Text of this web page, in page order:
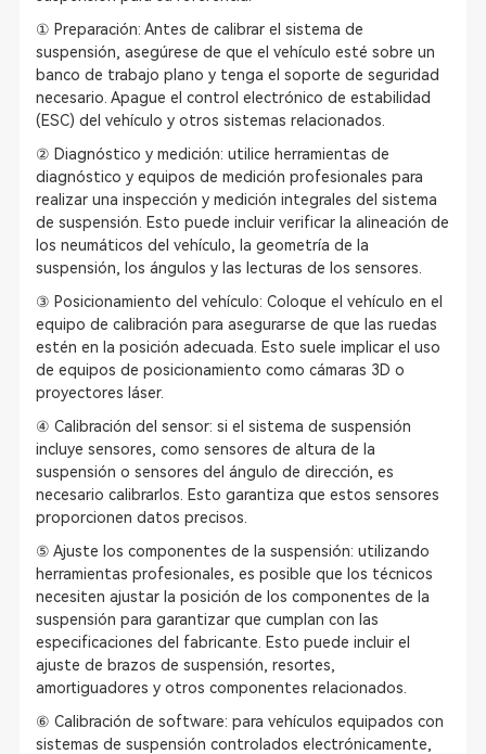
① Preparación: Antes de calibrar el sistema de
suspensión, asegúrese de que el vehículo esté sobre un
banco de trabajo plano y tenga el soporte de seguridad
necesario. Apague el control electrónico de estabilidad
(ESC) del vehículo y otros sistemas relacionados.
② Diagnóstico y medición: utilice herramientas de
diagnóstico y equipos de medición profesionales para
realizar una inspección y medición integrales del sistema
de suspensión. Esto puede incluir verificar la alineación de
los neumáticos del vehículo, la geometría de la
suspensión, los ángulos y las lecturas de los sensores.
③ Posicionamiento del vehículo: Coloque el vehículo en el
equipo de calibración para asegurarse de que las ruedas
estén en la posición adecuada. Esto suele implicar el uso
de equipos de posicionamiento como cámaras 3D o
proyectores láser.
④ Calibración del sensor: si el sistema de suspensión
incluye sensores, como sensores de altura de la
suspensión o sensores del ángulo de dirección, es
necesario calibrarlos. Esto garantiza que estos sensores
proporcionen datos precisos.
⑤ Ajuste los componentes de la suspensión: utilizando
herramientas profesionales, es posible que los técnicos
necesiten ajustar la posición de los componentes de la
suspensión para garantizar que cumplan con las
especificaciones del fabricante. Esto puede incluir el
ajuste de brazos de suspensión, resortes,
amortiguadores y otros componentes relacionados.
⑥ Calibración de software: para vehículos equipados con
sistemas de suspensión controlados electrónicamente,